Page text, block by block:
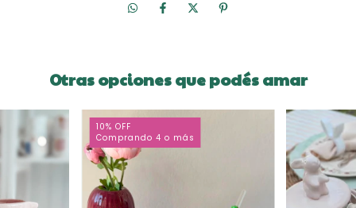
Otras opciones que podés amar
10% OFF
Comprando 4 o más